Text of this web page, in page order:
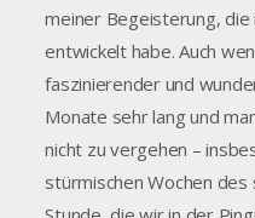
meiner Begeisterung, die
entwickelt habe. Auch
faszinierender und
Monate sehr lang und
nicht zu vergehen –
stürmischen Wochen des